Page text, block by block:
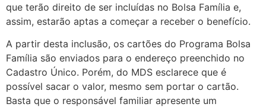
que terão direito de ser incluídas no Bolsa Família e,
assim, estarão aptas a começar a receber o benefício.
A partir desta inclusão, os cartões do Programa Bolsa
Família são enviados para o endereço preenchido no
Cadastro Único. Porém, do MDS esclarece que é
possível sacar o valor, mesmo sem portar o cartão.
Basta que o responsável familiar apresente um